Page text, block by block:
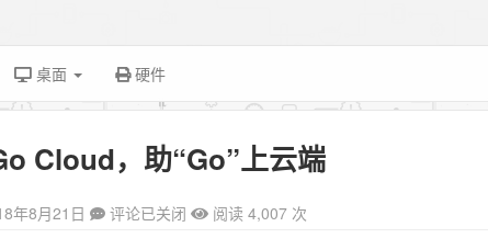
桌面 硬件
Cloud，助“Go”上云端
年8月21日 评论已关闭 阅读 4,007 次